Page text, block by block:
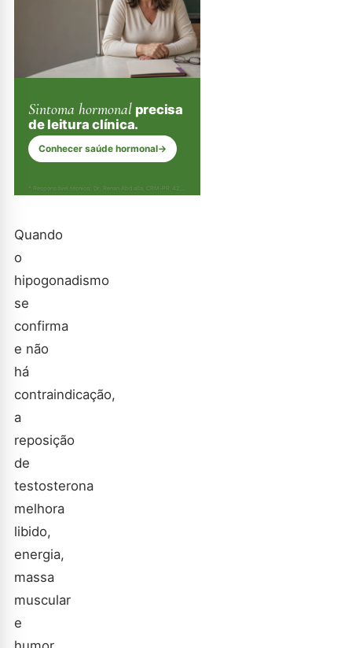
Sintoma hormonalprecisa
de leitura clínica.
Conhecer saúde hormonal→
Quando
o
hipogonadismo
se
confirma
e não
há
contraindicação,
a
reposição
de
testosterona
melhora
libido,
energia,
massa
muscular
e